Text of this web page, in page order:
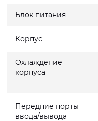
Блок питания
Корпус
Охлаждение
корпуса
Передние порты
ввода/вывода